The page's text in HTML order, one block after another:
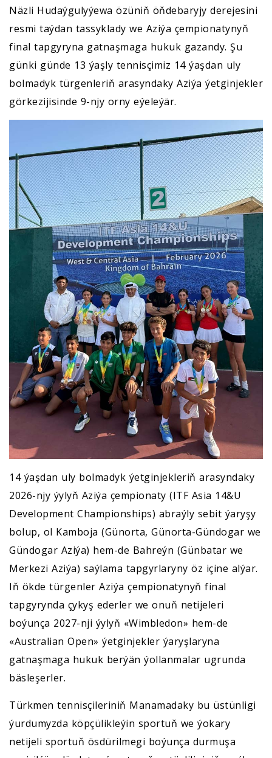
Näzli Hudaýgulyýewa özüniň öňdebaryjy derejesini
resmi taýdan tassyklady we Aziýa çempionatynyň
final tapgyryna gatnaşmaga hukuk gazandy. Şu
günki günde 13 ýaşly tennisçimiz 14 ýaşdan uly
bolmadyk türgenleriň arasyndaky Aziýa ýetginjekler
görkezijisinde 9-njy orny eýeleýär.
14 ýaşdan uly bolmadyk ýetginjekleriň arasyndaky
2026-njy ýylyň Aziýa çempionaty (ITF Asia 14&U
Development Championships) abraýly sebit ýaryşy
bolup, ol Kamboja (Günorta, Günorta-Gündogar we
Gündogar Aziýa) hem-de Bahreýn (Günbatar we
Merkezi Aziýa) saýlama tapgyrlaryny öz içine alýar.
Iň ökde türgenler Aziýa çempionatynyň final
tapgyrynda çykyş ederler we onuň netijeleri
boýunça 2027-nji ýylyň «Wimbledon» hem-de
«Australian Open» ýetginjekler ýaryşlaryna
gatnaşmaga hukuk berýän ýollanmalar ugrunda
bäsleşerler.
Türkmen tennisçileriniň Manamadaky bu üstünligi
ýurdumyzda köpçülikleýin sportuň we ýokary
netijeli sportuň ösdürilmegi boýunça durmuşa